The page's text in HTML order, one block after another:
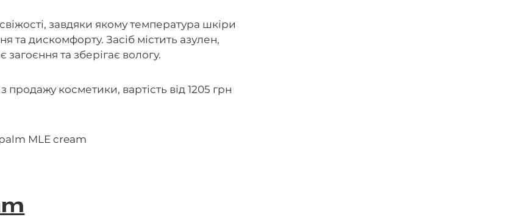
завдяки якому температура шкіри
та дискомфорту. Засіб містить азулен,
та зберігає вологу.
продажу косметики, вартість від 1205 грн